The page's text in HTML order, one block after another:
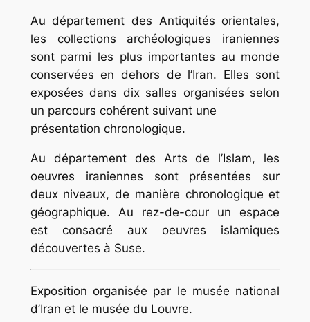
Au département des Antiquités orientales,
les collections archéologiques iraniennes
sont parmi les plus importantes au monde
conservées en dehors de l’Iran. Elles sont
exposées dans dix salles organisées selon
un parcours cohérent suivant une
présentation chronologique.
Au département des Arts de l’Islam, les
oeuvres iraniennes sont présentées sur
deux niveaux, de manière chronologique et
géographique. Au rez-de-cour un espace
est consacré aux oeuvres islamiques
découvertes à Suse.
Exposition organisée par le musée national
d’Iran et le musée du Louvre.